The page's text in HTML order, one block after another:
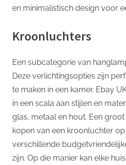
en minimalistisch design voor
Kroonluchters
Een subcategorie van
Deze verlichtingsopties zijn
te maken in een kamer. Ebay
in een scala aan stijlen en
glas, metaal en hout. Een
kopen van een kroonluchter
verschillende
zijn. Op die manier kan elke